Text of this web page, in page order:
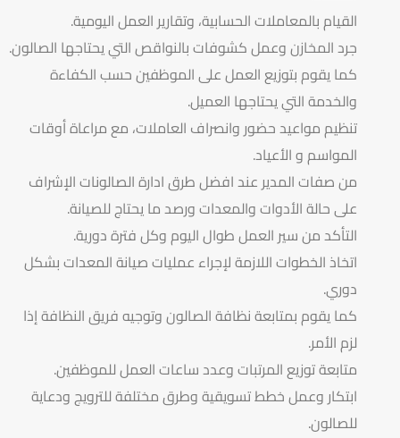
القيام بالمعاملات الحسابية، وتقارير العمل اليومية.
جرد المخازن وعمل كشوفات بالنواقص التي يحتاجها الصالون.
كما يقوم بتوزيع العمل على الموظفين حسب الكفاءة
والخدمة التي يحتاجها العميل.
تنظيم مواعيد حضور وانصراف العاملات، مع مراعاة أوقات
المواسم و الأعياد.
من صفات المدير عند افضل طرق ادارة الصالونات الإشراف
على حالة الأدوات والمعدات ورصد ما يحتاج للصيانة.
التأكد من سير العمل طوال اليوم وكل فترة دورية.
اتخاذ الخطوات اللازمة لإجراء عمليات صيانة المعدات بشكل
دوري.
كما يقوم بمتابعة نظافة الصالون وتوجيه فريق النظافة إذا
لزم الأمر.
متابعة توزيع المرتبات وعدد ساعات العمل للموظفين.
ابتكار وعمل خطط تسويقية وطرق مختلفة للترويج ودعاية
للصالون.